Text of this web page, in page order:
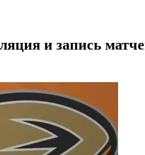
и запись